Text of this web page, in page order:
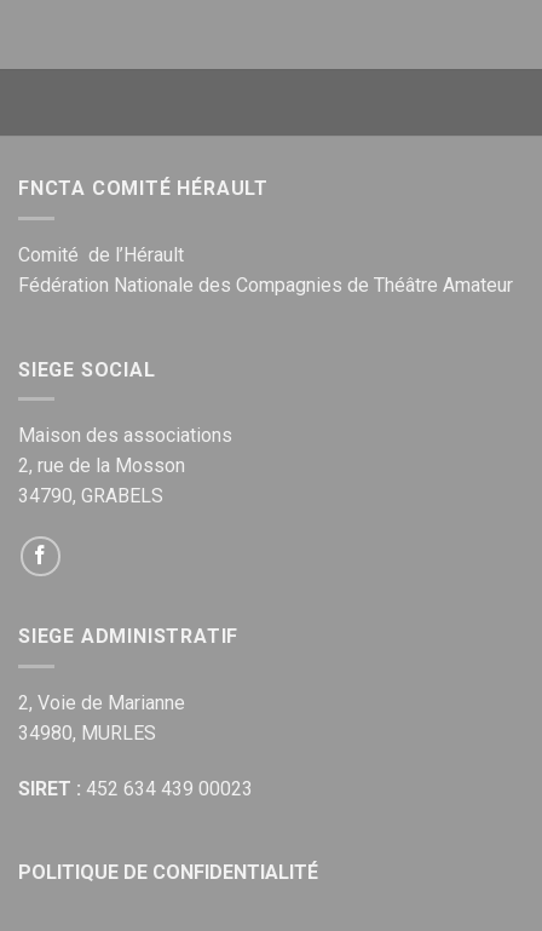
FNCTA COMITÉ HÉRAULT
Comité de l’Hérault
Fédération Nationale des Compagnies de Théâtre Amateur
SIEGE SOCIAL
Maison des associations
2, rue de la Mosson
34790, GRABELS
SIEGE ADMINISTRATIF
2, Voie de Marianne
34980, MURLES
SIRET : 452 634 439 00023
POLITIQUE DE CONFIDENTIALITÉ